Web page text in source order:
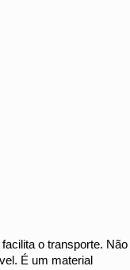
o transporte. Não
É um material